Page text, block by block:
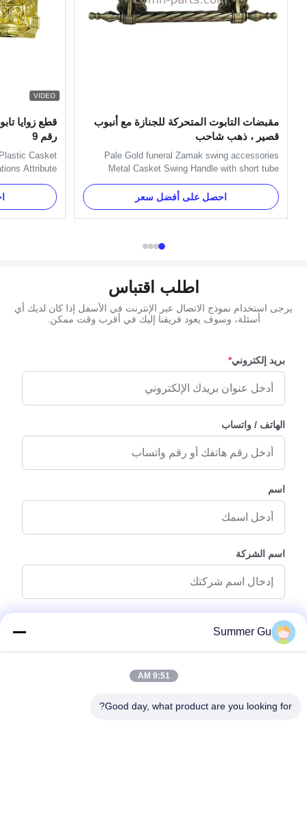
مقبضات التابوت المتحركة للجنازة مع أنبوب
قصير ، ذهب شاحب
Pale Gold funeral Zamak swing accessories
Metal Casket Swing Handle with short tube
Specification: H9023-1 handle is used with
H9023 handle or H9023 long handle. Main
decorate the short side of the coffin. Item Name
TX-Model H9023 Material Zinc alloy Color
احصل على أفضل سعر
VIDEO
قطع زوايا
رقم 9
Casket
Attribute
Color
market
China
Type Casket
اطلب اقتباس
يرجى استخدام نموذج الاتصال عبر الإنترنت في الأسفل إذا كان لديك أي
أسئلة، وسوف يعود فريقنا إليك في أقرب وقت ممكن.
بريد إلكتروني*
الهاتف / واتساب
اسم
اسم الشركة
رسالة استفسار
Summer Gu
9:51 AM
Good day, what product are you looking for?